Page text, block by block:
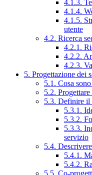
4.1.3.
4.1.4.
4.1.5.
utente
4.2. Ricerca
4.2.1.
4.2.2.
4.2.3.
5. Progettazione dei
5.1. Cosa
5.2.
5.3. Definire il
5.3.1.
5.3.2.
5.3.3.
servizio
5.4.
5.4.1.
5.4.2.
5.5. Co-